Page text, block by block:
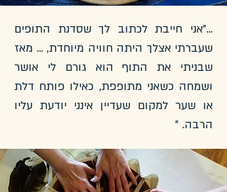
..."אני חייבת לכתוב לך שסדנת התופים
שעברתי אצלך היתה חוויה מיוחדת, ... מאז
שבניתי את התוף הוא גורם לי אושר
ושמחה כשאני מתופפת, כאילו פותח דלת
או שער למקום שעדיין אינני יודעת עליו
הרבה. "